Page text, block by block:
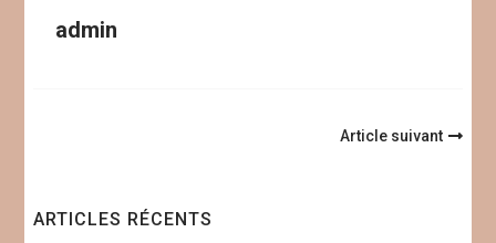
admin
Article suivant
ARTICLES RÉCENTS